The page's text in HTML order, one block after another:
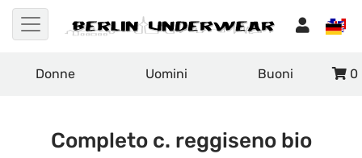
Donne Uomini Buoni 0
Completo c. reggiseno bio